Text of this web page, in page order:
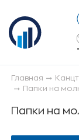
Главная
Папки на
Папки на